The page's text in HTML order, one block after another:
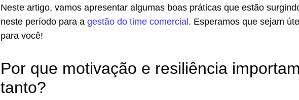
Neste artigo, vamos apresentar algumas boas práticas que estão
neste período para a gestão do time comercial . Esperamos que sejam
para você!
Por que motivação e resiliência importam
tanto?